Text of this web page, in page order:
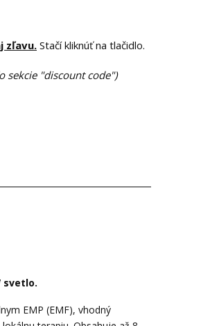
zľavu. Stačí kliknúť na tlačidlo.
sekcie "discount code")
svetlo.
EMP (EMF), vhodný